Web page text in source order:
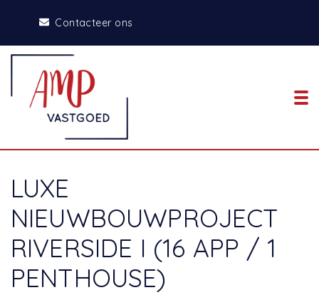
Contacteer ons
LUXE
NIEUWBOUWPROJECT
RIVERSIDE I (16 APP / 1
PENTHOUSE)